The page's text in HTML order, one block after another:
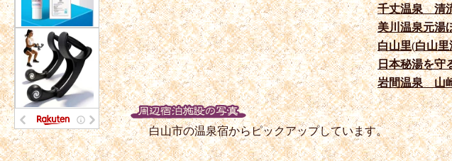
千丈温泉 清
美川温泉元湯
白山里(白山里
日本秘湯を守
岩間温泉 山
白山市の温泉宿からピックアップしています。